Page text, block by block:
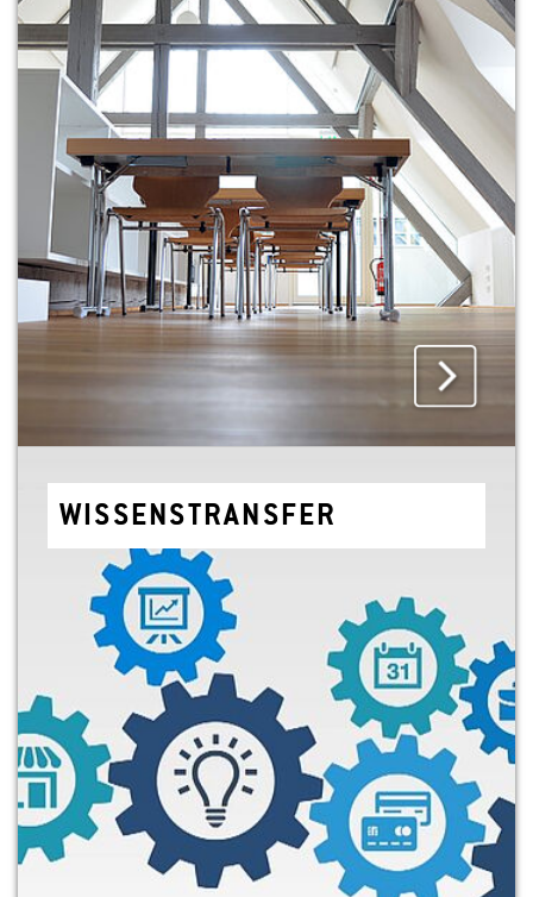
WIS­SENS­TRANS­FER